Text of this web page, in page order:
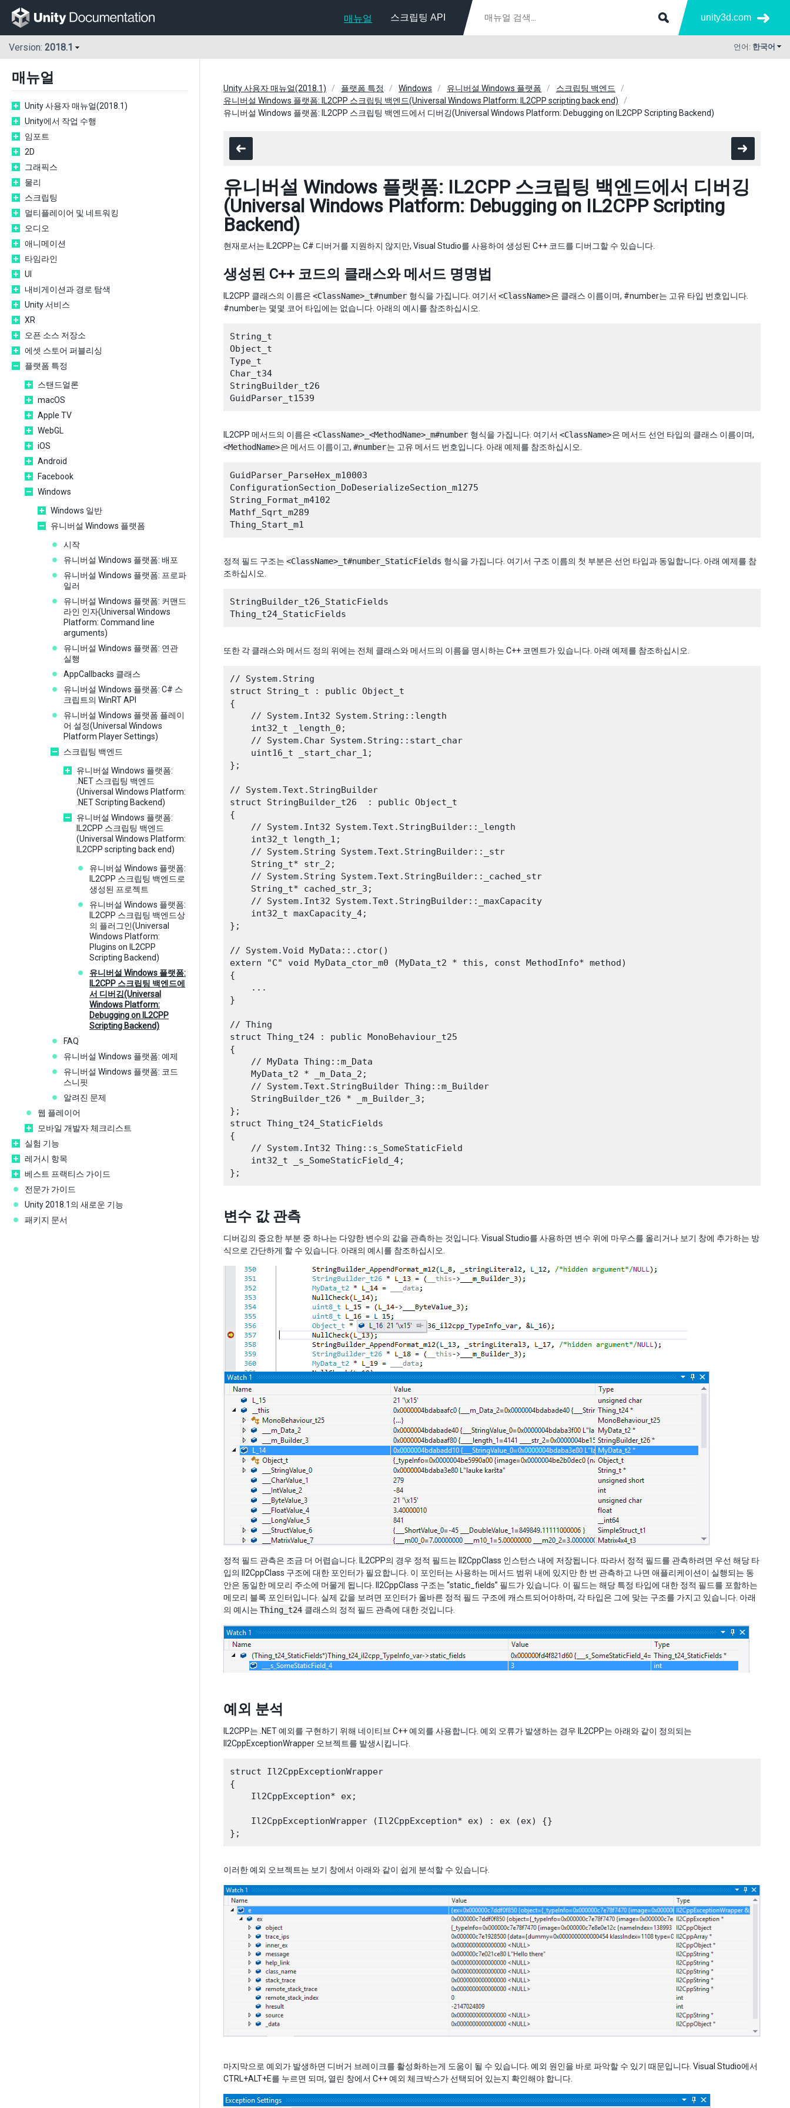
매뉴얼 스크립팅 API unity3d.com
Version: 2018.1 언어: 한국어
매뉴얼
Unity 사용자 매뉴얼(2018.1)
Unity에서 작업 수행
임포트
2D
그래픽스
물리
스크립팅
멀티플레이어 및 네트워킹
오디오
애니메이션
타임라인
UI
내비게이션과 경로 탐색
Unity 서비스
XR
오픈 소스 저장소
에셋 스토어 퍼블리싱
플랫폼 특정
스탠드얼론
macOS
Apple TV
WebGL
iOS
Android
Facebook
Windows
Windows 일반
유니버설 Windows 플랫폼
시작
유니버설 Windows 플랫폼: 배포
유니버설 Windows 플랫폼: 프로파
일러
유니버설 Windows 플랫폼: 커맨드
라인 인자(Universal Windows
Platform: Command line
arguments)
유니버설 Windows 플랫폼: 연관
실행
AppCallbacks 클래스
유니버설 Windows 플랫폼: C# 스
크립트의 WinRT API
유니버설 Windows 플랫폼 플레이
어 설정(Universal Windows
Platform Player Settings)
스크립팅 백엔드
유니버설 Windows 플랫폼:
.NET 스크립팅 백엔드
(Universal Windows Platform:
.NET Scripting Backend)
유니버설 Windows 플랫폼:
IL2CPP 스크립팅 백엔드
(Universal Windows Platform:
IL2CPP scripting back end)
유니버설 Windows 플랫폼:
IL2CPP 스크립팅 백엔드로
생성된 프로젝트
유니버설 Windows 플랫폼:
IL2CPP 스크립팅 백엔드상
의 플러그인(Universal
Windows Platform:
Plugins on IL2CPP
Scripting Backend)
유니버설 Windows 플랫폼:
IL2CPP 스크립팅 백엔드에
서 디버깅(Universal
Windows Platform:
Debugging on IL2CPP
Scripting Backend)
FAQ
유니버설 Windows 플랫폼: 예제
유니버설 Windows 플랫폼: 코드
스니핏
알려진 문제
웹 플레이어
모바일 개발자 체크리스트
실험 기능
레거시 항목
베스트 프랙티스 가이드
전문가 가이드
Unity 2018.1의 새로운 기능
패키지 문서
Unity 사용자 매뉴얼(2018.1) 플랫폼 특정 Windows 유니버설 Windows 플랫폼
스크립팅 백엔드
유니버설 Windows 플랫폼: IL2CPP 스크립팅 백엔드(Universal Windows Platform: IL2CPP scripting back end)
유니버설 Windows 플랫폼: IL2CPP 스크립팅 백엔드에서 디버깅(Universal Windows Platform: Debugging on IL2CPP Scripting Backend)
유니버설 Windows 플랫폼: IL2CPP 스크립팅 백엔드에서 디버깅
(Universal Windows Platform: Debugging on IL2CPP Scripting
Backend)
현재로서는 IL2CPP는 C# 디버거를 지원하지 않지만, Visual Studio를 사용하여 생성된 C++ 코드를 디버그할 수 있습니다.
생성된 C++ 코드의 클래스와 메서드 명명법
IL2CPP 클래스의 이름은 <ClassName>_t#number 형식을 가집니다. 여기서 <ClassName>은 클래스 이름이며, #number는 고유 타입 번호입니다.
#number는 몇몇 코어 타입에는 없습니다. 아래의 예시를 참조하십시오.
String_t
Object_t
Type_t
Char_t34
StringBuilder_t26
IL2CPP 메서드의 이름은 <ClassName>_<MethodName>_m#number 형식을 가집니다. 여기서 <ClassName>은 메서드 선언 타입의 클래스 이름이며,
<MethodName>은 메서드 이름이고, #number는 고유 메서드 번호입니다. 아래 예제를 참조하십시오.
GuidParser_ParseHex_m10003
ConfigurationSection_DoDeserializeSection_m1275
String_Format_m4102
Mathf_Sqrt_m289
정적 필드 구조는 <ClassName>_t#number_StaticFields 형식을 가집니다. 여기서 구조 이름의 첫 부분은 선언 타입과 동일합니다. 아래 예제를 참
조하십시오.
StringBuilder_t26_StaticFields
또한 각 클래스와 메서드 정의 위에는 전체 클래스와 메서드의 이름을 명시하는 C++ 코멘트가 있습니다. 아래 예제를 참조하십시오.
// System.String
struct String_t : public Object_t
{
    // System.Int32 System.String::length
    int32_t _length_0;
    // System.Char System.String::start_char
    uint16_t _start_char_1;
};
// System.Text.StringBuilder
struct StringBuilder_t26  : public Object_t
{
    // System.Int32 System.Text.StringBuilder::_length
    int32_t length_1;
    // System.String System.Text.StringBuilder::_str
    String_t* str_2;
    // System.String System.Text.StringBuilder::_cached_str
    String_t* cached_str_3;
    // System.Int32 System.Text.StringBuilder::_maxCapacity
    int32_t maxCapacity_4;
};
// System.Void MyData::.ctor()
extern "C" void MyData_ctor_m0 (MyData_t2 * this, const MethodInfo* method)
{
    ...
}
// Thing
struct Thing_t24 : public MonoBehaviour_t25
{
    // MyData Thing::m_Data
    MyData_t2 * _m_Data_2;
    // System.Text.StringBuilder Thing::m_Builder
    StringBuilder_t26 * _m_Builder_3;
};
struct Thing_t24_StaticFields
{
    // System.Int32 Thing::s_SomeStaticField
    int32_t _s_SomeStaticField_4;
변수 값 관측
디버깅의 중요한 부분 중 하나는 다양한 변수의 값을 관측하는 것입니다. Visual Studio를 사용하면 변수 위에 마우스를 올리거나 보기 창에 추가하는 방
식으로 간단하게 할 수 있습니다. 아래의 예시를 참조하십시오.
정적 필드 관측은 조금 더 어렵습니다. IL2CPP의 경우 정적 필드는 Il2CppClass 인스턴스 내에 저장됩니다. 따라서 정적 필드를 관측하려면 우선 해당 타
입의 Il2CppClass 구조에 대한 포인터가 필요합니다. 이 포인터는 사용하는 메서드 범위 내에 있지만 한 번 관측하고 나면 애플리케이션이 실행되는 동
안은 동일한 메모리 주소에 머물게 됩니다. Il2CppClass 구조는 “static_fields” 필드가 있습니다. 이 필드는 해당 특정 타입에 대한 정적 필드를 포함하는
메모리 블록 포인터입니다. 실제 값을 보려면 포인터가 올바른 정적 필드 구조에 캐스트되어야하며, 각 타입은 그에 맞는 구조를 가지고 있습니다. 아래
의 예시는 Thing_t24 클래스의 정적 필드 관측에 대한 것입니다.
예외 분석
IL2CPP는 .NET 예외를 구현하기 위해 네이티브 C++ 예외를 사용합니다. 예외 오류가 발생하는 경우 IL2CPP는 아래와 같이 정의되는
Il2CppExceptionWrapper 오브젝트를 발생시킵니다.
struct Il2CppExceptionWrapper
{
    Il2CppException* ex;
    Il2CppExceptionWrapper (Il2CppException* ex) : ex (ex) {}
이러한 예외 오브젝트는 보기 창에서 아래와 같이 쉽게 분석할 수 있습니다.
마지막으로 예외가 발생하면 디버거 브레이크를 활성화하는게 도움이 될 수 있습니다. 예외 원인을 바로 파악할 수 있기 때문입니다. Visual Studio에서
CTRL+ALT+E를 누르면 되며, 열린 창에서 C++ 예외 체크박스가 선택되어 있는지 확인해야 합니다.